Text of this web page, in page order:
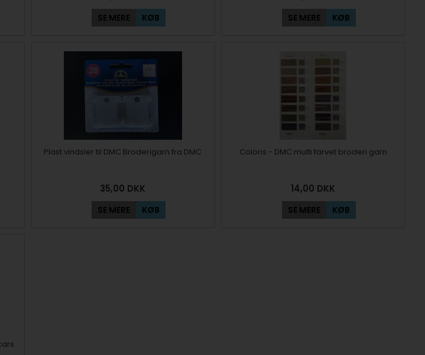
SE MERE KØB SE MERE KØB
Plast vindsler til DMC Broderigarn fra DMC
35,00 DKK
SE MERE KØB
Coloris - DMC multi farvet broderi garn
14,00 DKK
SE MERE KØB